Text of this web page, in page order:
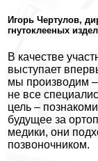
Игорь Чертулов,
гнутоклееных
В качестве
выступает
мы производим
не все
цель –
будущее за
медики, они
позвоночником.